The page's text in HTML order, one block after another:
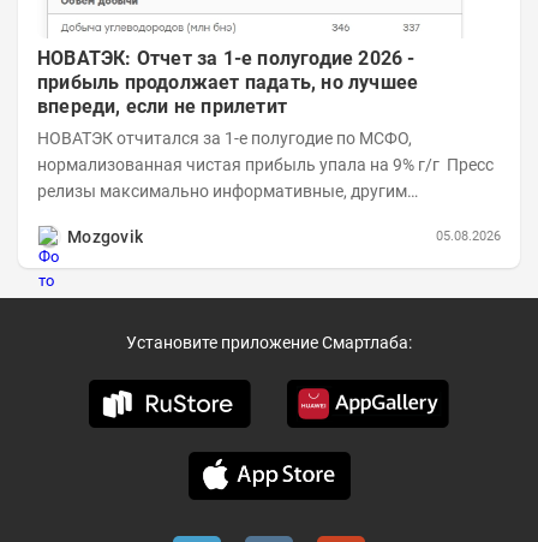
НОВАТЭК: Отчет за 1-е полугодие 2026 -
прибыль продолжает падать, но лучшее
впереди, если не прилетит
НОВАТЭК отчитался за 1-е полугодие по МСФО,
нормализованная чистая прибыль упала на 9% г/г Пресс
релизы максимально информативные, другим
Mozgovik
05.08.2026
Установите приложение Смартлаба: